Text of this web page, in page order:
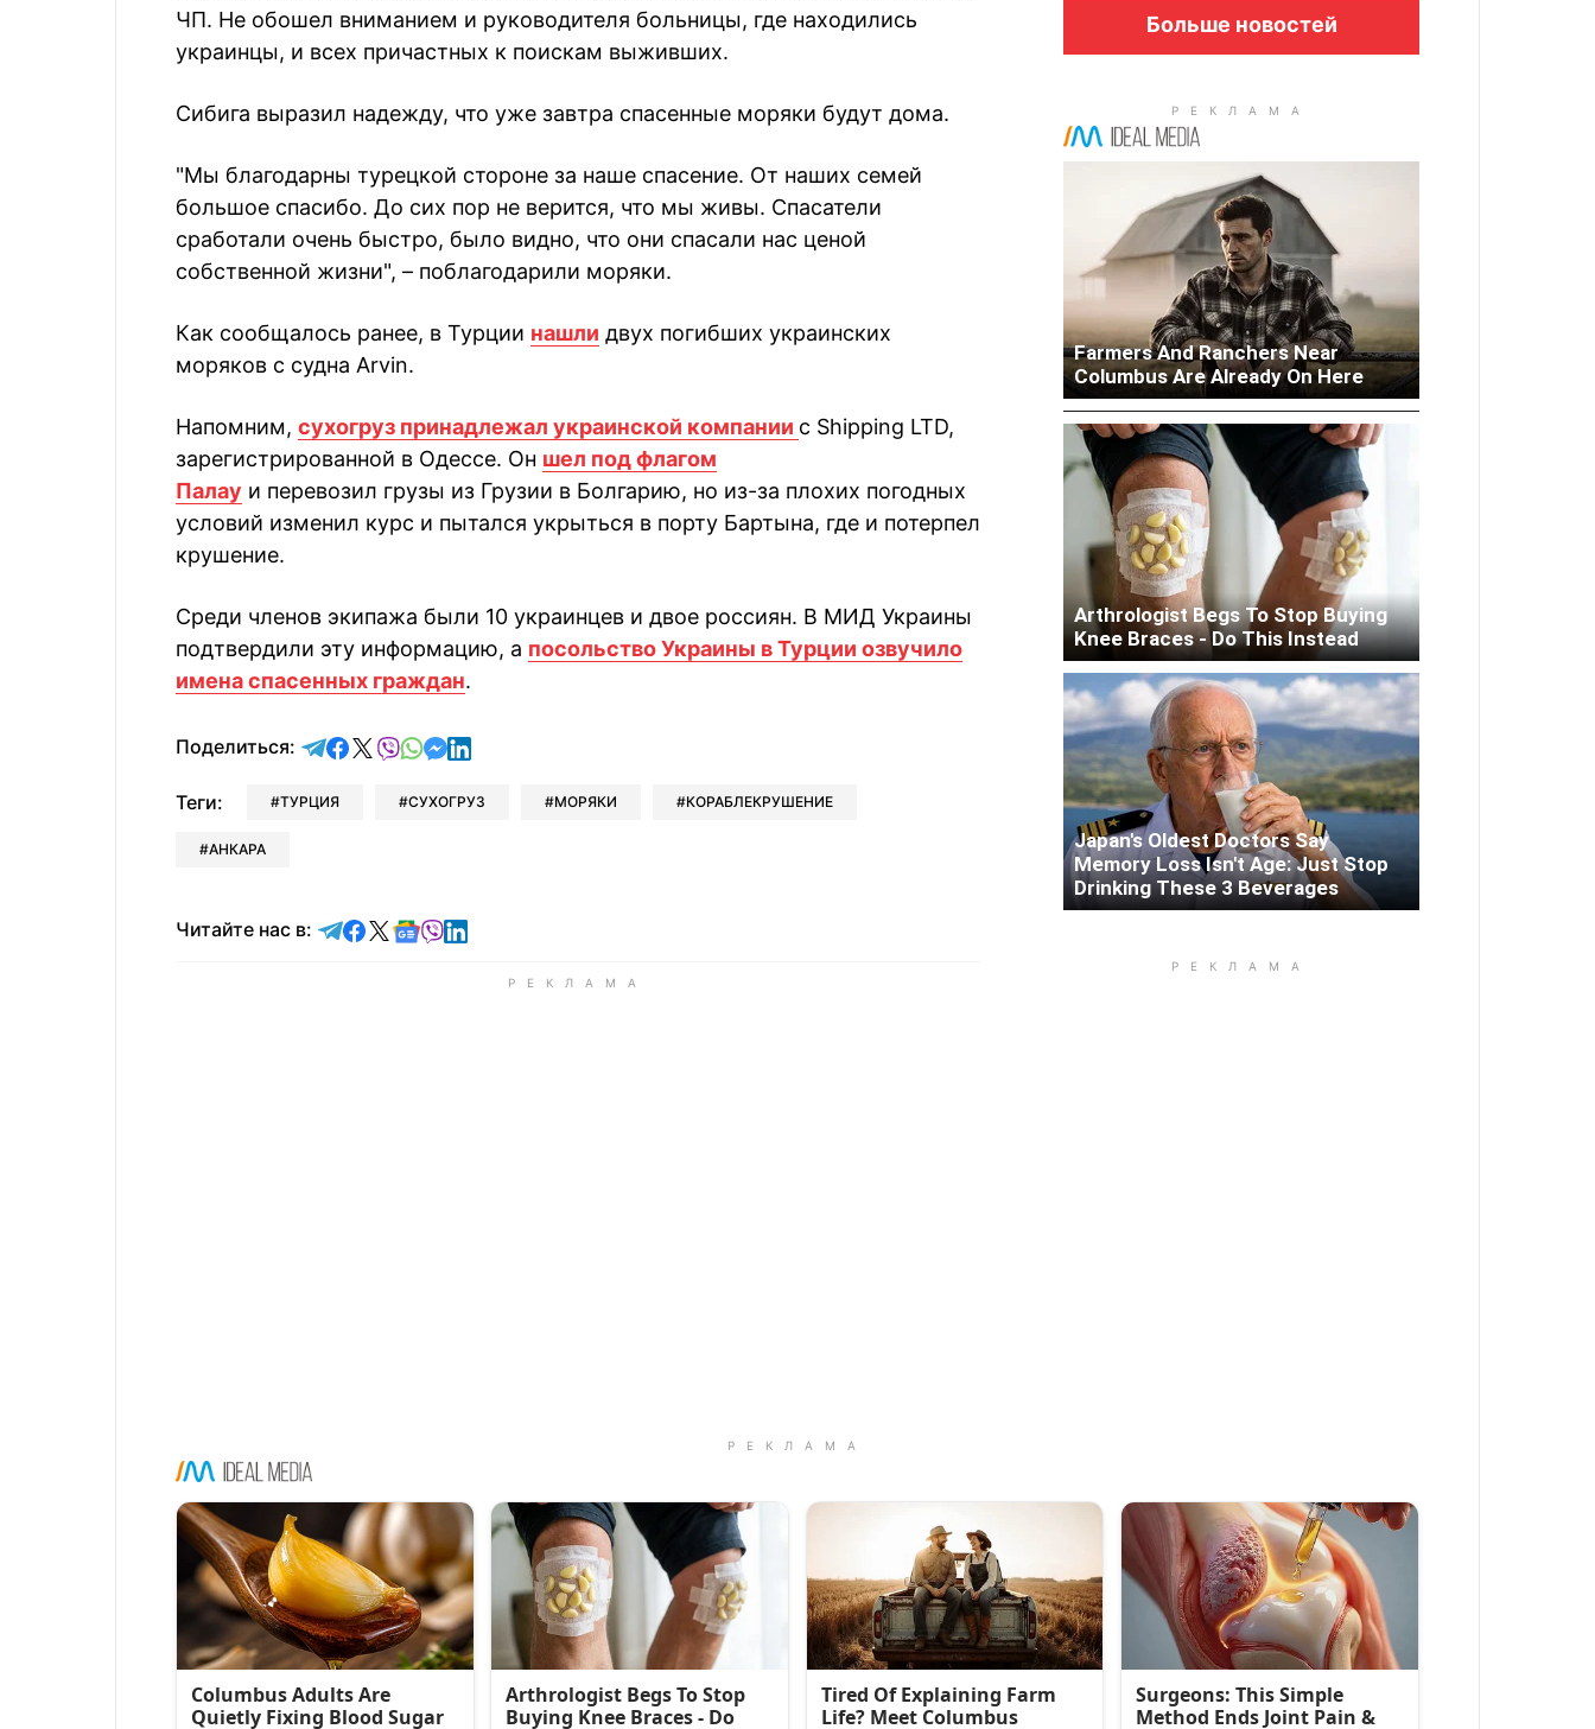
ЧП. Не обошел вниманием и руководителя больницы, где находились
украинцы, и всех причастных к поискам выживших.
Сибига выразил надежду, что уже завтра спасенные моряки будут дома.
"Мы благодарны турецкой стороне за наше спасение. От наших семей
большое спасибо. До сих пор не верится, что мы живы. Спасатели
сработали очень быстро, было видно, что они спасали нас ценой
собственной жизни", – поблагодарили моряки.
Как сообщалось ранее, в Турции нашли двух погибших украинских
моряков с судна Arvin.
Напомним, сухогруз принадлежал украинской компании с Shipping LTD,
зарегистрированной в Одессе. Он шел под флагом
Палау и перевозил грузы из Грузии в Болгарию, но из-за плохих погодных
условий изменил курс и пытался укрыться в порту Бартына, где и потерпел
крушение.
Среди членов экипажа были 10 украинцев и двое россиян. В МИД Украины
подтвердили эту информацию, а посольство Украины в Турции озвучило
имена спасенных граждан.
Поделиться: отправить в Telegram
поделиться в Facebook
поделиться в X
отправить в Viber
отправить в Whatsapp
отправить в Messenger
отправить в LinkedIn
Теги: ТУРЦИЯ СУХОГРУЗ МОРЯКИ КОРАБЛЕКРУШЕНИЕ
АНКАРА
Читайте нас в: Читайте в Telegram
Читайте в Facebook
Читайте в X
Читайте в Google news
Читайте в Viber
Читайте в LinkedIn
Больше новостей